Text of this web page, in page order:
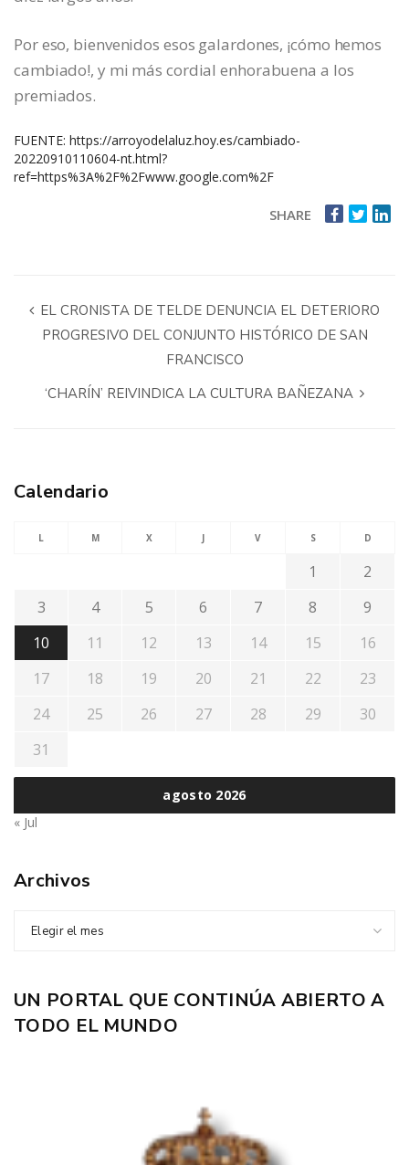
Por eso, bienvenidos esos galardones, ¡cómo hemos
cambiado!, y mi más cordial enhorabuena a los
premiados.
FUENTE: https://arroyodelaluz.hoy.es/cambiado-
20220910110604-nt.html?
ref=https%3A%2F%2Fwww.google.com%2F
SHARE
EL CRONISTA DE TELDE DENUNCIA EL DETERIORO
PROGRESIVO DEL CONJUNTO HISTÓRICO DE SAN
FRANCISCO
‘CHARÍN’ REIVINDICA LA CULTURA BAÑEZANA
Calendario
agosto 2026
L M X J V S D
1
2
3
4 5 6 7 8
9
10
11 12 13 14 15
16
17
18 19 20 21 22
23
24
25 26 27 28 29
30
31
« Jul
Archivos
Elegir el mes
UN PORTAL QUE CONTINÚA ABIERTO A
TODO EL MUNDO